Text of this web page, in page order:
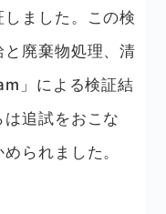
ました。この検
廃棄物処理、清
」による検証結
追試をおこな
られました。